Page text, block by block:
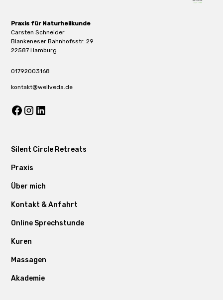
Praxis für Naturheilkunde
Carsten Schneider
Blankeneser Bahnhofsstr. 29
22587 Hamburg
01792003168
kontakt@wellveda.de
Silent Circle Retreats
Praxis
Über mich
Kontakt & Anfahrt
Online Sprechstunde
Kuren
Massagen
Akademie